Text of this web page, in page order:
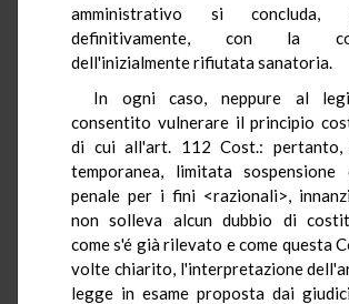
amministrativo si
definitivamente, con la
dell'inizialmente rifiutata sanatoria.
In ogni caso, neppure al
consentito vulnerare il principio
di cui all'art. 112 Cost.: pertanto,
temporanea, limitata sospensione
penale per i fini <razionali>,
non solleva alcun dubbio di
come s'é già rilevato e come questa
volte chiarito, l'interpretazione
legge in esame proposta dai